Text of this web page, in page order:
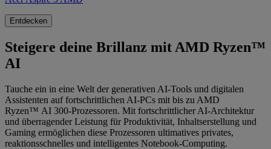
Entdecken
Steigere deine Brillanz mit AMD Ryzen™
AI
Tauche ein in eine Welt der generativen AI-Tools und digitalen
Assistenten auf fortschrittlichen AI-PCs mit bis zu AMD
Ryzen™ AI 300-Prozessoren. Mit fortschrittlicher AI-Architektur
und überragender Leistung für Produktivität, Inhaltserstellung und
Gaming ermöglichen diese Prozessoren ultimatives privates,
reaktionsschnelles und intelligentes Notebook-Computing.